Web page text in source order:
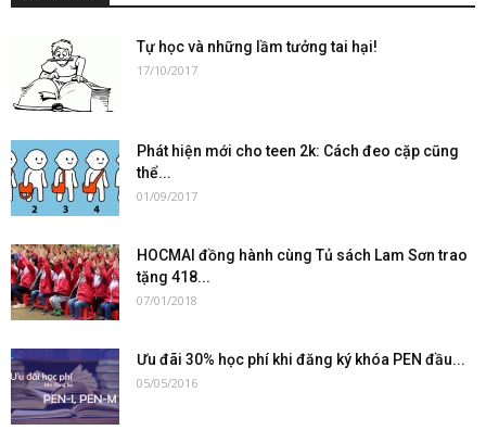
Tự học và những lầm tưởng tai hại!
17/10/2017
Phát hiện mới cho teen 2k: Cách đeo cặp cũng
thể...
01/09/2017
HOCMAI đồng hành cùng Tủ sách Lam Sơn trao
tặng 418...
07/01/2018
Ưu đãi 30% học phí khi đăng ký khóa PEN đầu...
05/05/2016